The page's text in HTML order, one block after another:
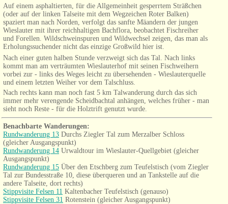
Auf einem asphaltierten, für die Allgemeinheit gesperrtem Sträßchen
(oder auf der linken Talseite mit dem Wegzeichen Roter Balken)
spaziert man nach Norden, verfolgt das sanfte Mäandern der jungen
Wieslauter mit ihrer reichhaltigen Bachflora, beobachtet Fischreiher
und Forellen. Wildschweinspuren und Wildwechsel zeigen, das man als
Erholungssuchender nicht das einzige Großwild hier ist.
Nach einer guten halben Stunde verzweigt sich das Tal. Nach links
kommt man am verträumten Wieslauterhof mit seinen Fischweihern
vorbei zur - links des Weges leicht zu übersehenden - Wieslauterquelle
und einem letzten Weiher vor dem Talschluss.
Nach rechts kann man noch fast 5 km Talwanderung durch das sich
immer mehr verengende Scheidbachtal anhängen, welches früher - man
sieht noch Reste - für die Holztrift genutzt wurde.
Benachbarte Wanderungen:
Rundwanderung 13 Durchs Ziegler Tal zum Merzalber Schloss
(gleicher Ausgangspunkt)
Rundwanderung 14 Urwaldtour im Wieslauter-Quellgebiet (gleicher
Ausgangspunkt)
Rundwanderung 15 Über den Etschberg zum Teufelstisch (vom Ziegler
Tal zur Bundesstraße 10, diese überqueren und an Tankstelle auf die
andere Talseite, dort rechts)
Stippvisite Felsen 11 Kaltenbacher Teufelstisch (genauso)
Stippvisite Felsen 31 Rotenstein (gleicher Ausgangspunkt)